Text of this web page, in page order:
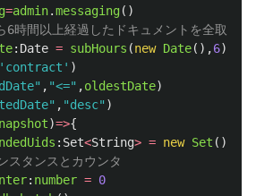
=admin.messaging()
時間以上経過したドキュメントを全取得
: Date = subHours (new Date(),6)
' contract ' )
" , "<=" ,oldestDate)
" , "desc" )
)=>{
: Set<String> = new Set ()
タンスとカウンタ
: number = 0